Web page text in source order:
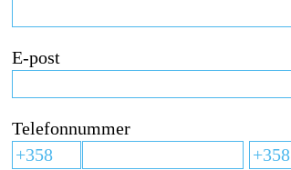
E-post
Telefonnummer